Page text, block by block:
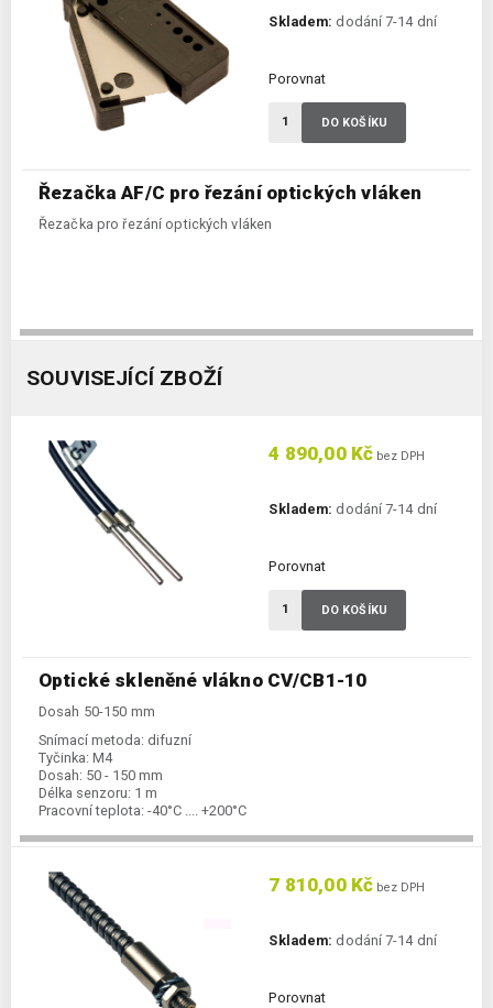
Řezačka AF/C pro řezání optických vláken
Řezačka pro řezání optických vláken
Skladem: dodání 7-14 dní
Porovnat
DO KOŠÍKU
SOUVISEJÍCÍ ZBOŽÍ
Optické skleněné vlákno CV/CB1-10
Dosah 50-150 mm
Snímací metoda: difuzní
Tyčinka: M4
Dosah: 50 - 150 mm
Délka senzoru: 1 m
Pracovní teplota: -40°C .... +200°C
4 890,00 Kč bez DPH
Skladem: dodání 7-14 dní
Porovnat
DO KOŠÍKU
7 810,00 Kč bez DPH
Skladem: dodání 7-14 dní
Porovnat